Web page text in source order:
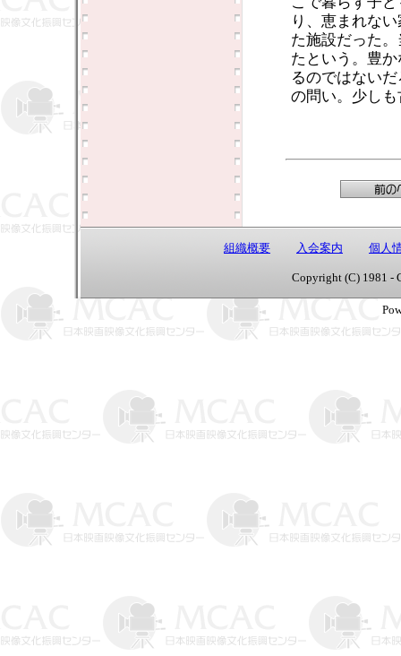
り、恵まれな
た施設だった
たという。豊
るのではない
の問い。少し
組織概要 入会案内 個人
Copyright (C) 1981 -